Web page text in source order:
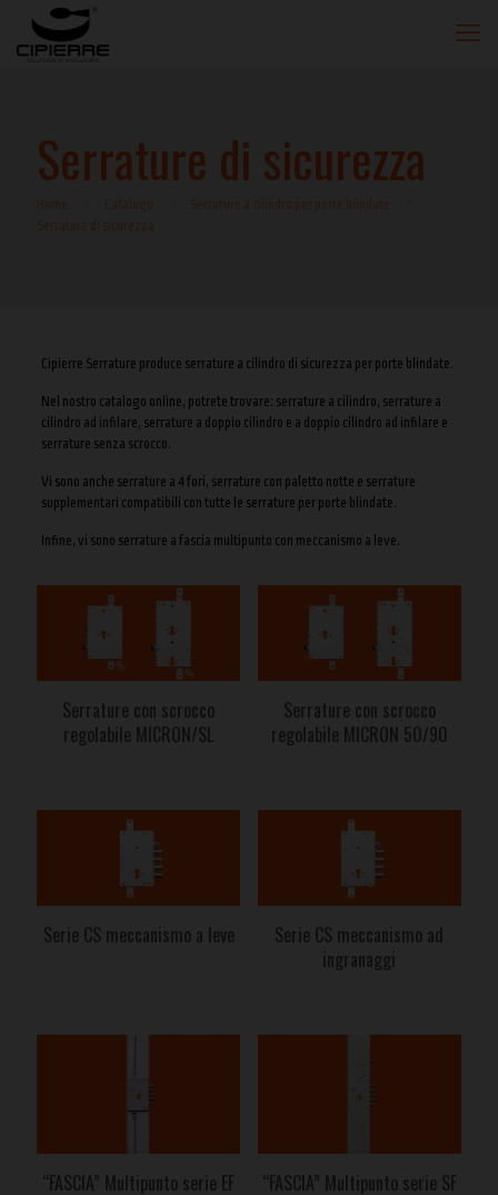
Serrature di sicurezza
Cipierre Serrature produce serrature a cilindro di sicurezza per porte blindate.
Nel nostro catalogo online, potrete trovare: serrature a cilindro, serrature a
cilindro ad infilare, serrature a doppio cilindro e a doppio cilindro ad infilare e
serrature senza scrocco.
Vi sono anche serrature a 4 fori, serrature con paletto notte e serrature
supplementari compatibili con tutte le serrature per porte blindate.
Infine, vi sono serrature a fascia multipunto con meccanismo a leve.
Serrature con scrocco
regolabile MICRON/SL
Serrature con scrocco
regolabile MICRON 50/90
Serie CS meccanismo a leve
Serie CS meccanismo ad
ingranaggi
“FASCIA” Multipunto serie EF “FASCIA” Multipunto serie SF